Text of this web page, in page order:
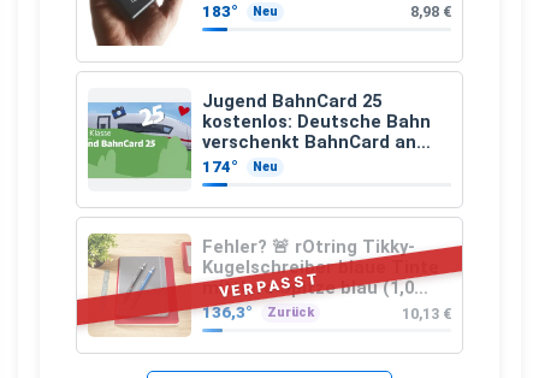
183° Neu 8,98 €
Jugend BahnCard 25
kostenlos: Deutsche Bahn
verschenkt BahnCard an
Kinder und Jugendliche
174° Neu
VERPASST
Fehler? 🚨 rOtring Tikky-
Kugelschreiber blaue Tinte
mittlere Spitze blau (1,0
mm – 12 Stück)
136,3° Zurück 10,13 €